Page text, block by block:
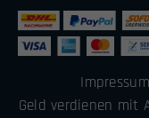
Impressum
Geld verdienen mit